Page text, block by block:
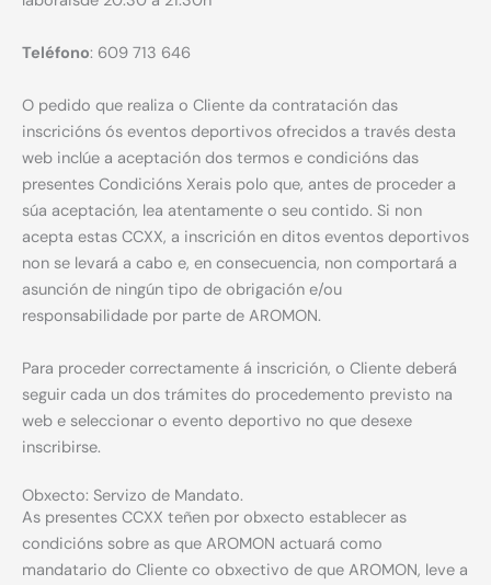
Teléfono: 609 713 646
O pedido que realiza o Cliente da contratación das
inscricións ós eventos deportivos ofrecidos a través desta
web inclúe a aceptación dos termos e condicións das
presentes Condicións Xerais polo que, antes de proceder a
súa aceptación, lea atentamente o seu contido. Si non
acepta estas CCXX, a inscrición en ditos eventos deportivos
non se levará a cabo e, en consecuencia, non comportará a
asunción de ningún tipo de obrigación e/ou
responsabilidade por parte de AROMON.
Para proceder correctamente á inscrición, o Cliente deberá
seguir cada un dos trámites do procedemento previsto na
web e seleccionar o evento deportivo no que desexe
inscribirse.
Obxecto: Servizo de Mandato.
As presentes CCXX teñen por obxecto establecer as
condicións sobre as que AROMON actuará como
mandatario do Cliente co obxectivo de que AROMON, leve a